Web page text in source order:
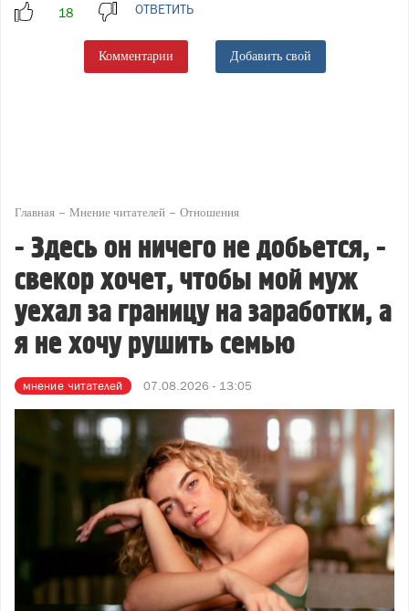
ОТВЕТИТЬ
Комментарии Добавить свой
Главная Мнение читателей Отношения
- Здесь он ничего не добьется, -
свекор хочет, чтобы мой муж
уехал за границу на заработки, а
я не хочу рушить семью
мнение читателей 07.08.2026 - 13:05